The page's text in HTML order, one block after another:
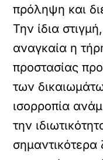
πρόληψη και
Την ίδια
αναγκαία η
προστασίας
των
ισορροπία
την